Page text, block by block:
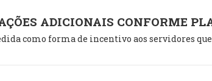
ADICIONAIS CONFORME
como forma de incentivo aos servidores